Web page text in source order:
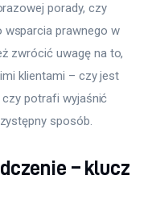
porady, czy
prawnego w
zwrócić uwagę na to,
klientami – czy jest
czy potrafi wyjaśnić
sposób.
– klucz